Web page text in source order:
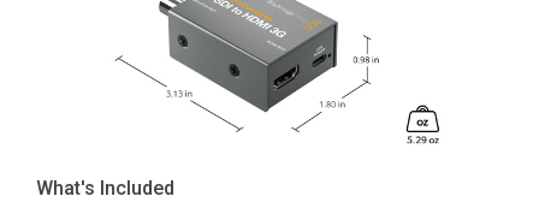
What's Included